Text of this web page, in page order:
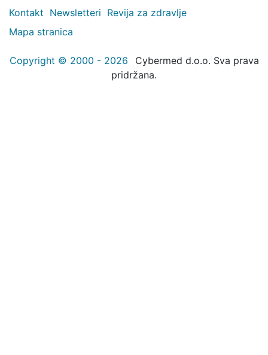
Kontakt Newsletteri Revija za zdravlje
Mapa stranica
Copyright © 2000 - 2026
Cybermed d.o.o. Sva prava
pridržana.